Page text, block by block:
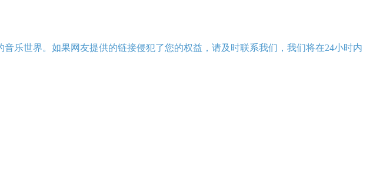
乐世界。如果网友提供的链接侵犯了您的权益，请及时联系我们，我们将在24小时内